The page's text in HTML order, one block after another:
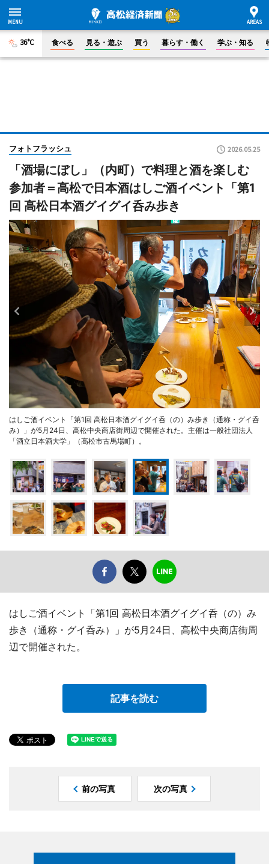
36°C 食べる 見る・遊ぶ 買う 暮らす・働く 学ぶ・知る
フォトフラッシュ 2026.05.25
「酒場にぼし」（内町）で料理と酒を楽しむ
参加者＝高松で日本酒はしご酒イベント「第1
回 高松日本酒グイグイ呑み歩き
はしご酒イベント「第1回 高松日本酒グイグイ呑（の）み歩き（通称・グイ呑
み）」が5月24日、高松中央商店街周辺で開催された。主催は一般社団法人
「酒立日本酒大学」（高松市古馬場町）。
はしご酒イベント「第1回 高松日本酒グイグイ呑（の）み
歩き（通称・グイ呑み）」が5月24日、高松中央商店街周
辺で開催された。
記事を読む
前の写真 次の写真